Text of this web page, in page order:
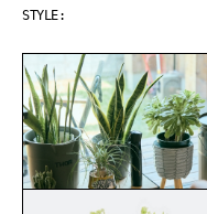
STYLE: